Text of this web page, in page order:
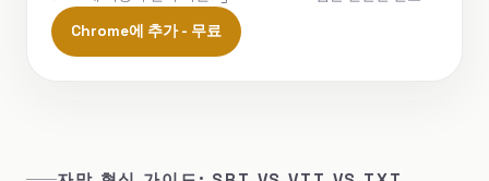
Chrome에 추가 - 무료